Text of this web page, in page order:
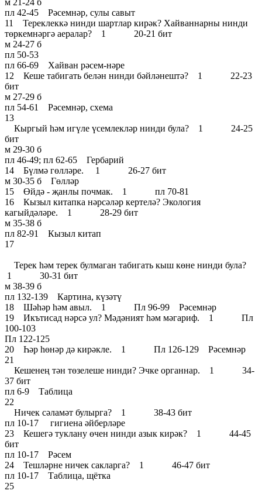
пл 42-45 Рәсемнәр, сулы савыт
11 Тереклеккә нинди шартлар кирәк? Хайваннарны нинди
төркемнәргә аералар? 1 20-21 бит
м 24-27 б
пл 50-53
пл 66-69 Хайван рәсем-нәре
12 Кеше табигать белән нинди бәйләнештә? 1 22-23
бит
м 27-29 б
пл 54-61 Рәсемнәр, схема
13
Кыргый һәм игүле үсемлекләр нинди була? 1 24-25
бит
м 29-30 б
пл 46-49; пл 62-65 Гербарий
14 Бүлмә гөлләре. 1 26-27 бит
м 30-35 б Гөлләр
15 Өйдә - җанлы почмак. 1 пл 70-81
16 Кызыл китапка нәрсәләр кертелә? Экология
кагыйдәләре. 1 28-29 бит
м 35-38 б
пл 82-91 Кызыл китап
17
Терек һәм терек булмаган табигать кыш көне нинди була?
1 30-31 бит
м 38-39 б
пл 132-139 Картина, күзәтү
18 Шәһәр һәм авыл. 1 Пл 96-99 Рәсемнәр
19 Икътисад нәрсә ул? Мәдәният һәм мәгариф. 1 Пл
100-103
Пл 122-125
20 Һәр һөнәр дә кирәкле. 1 Пл 126-129 Рәсемнәр
21
Кешенең тән төзелеше нинди? Эчке органнар. 1 34-
37 бит
пл 6-9 Таблица
22
Ничек сәламәт булырга? 1 38-43 бит
пл 10-17 гигиена әйберләре
23 Кешегә туклану өчен нинди азык кирәк? 1 44-45
бит
пл 10-17 Рәсем
24 Тешләрне ничек сакларга? 1 46-47 бит
пл 10-17 Таблица, щётка
25